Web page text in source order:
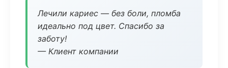
Лечили кариес — без боли, пломба
идеально под цвет. Спасибо за
заботу!
— Клиент компании